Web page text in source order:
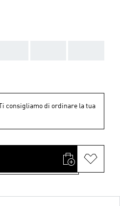
Ti consigliamo di ordinare la tua